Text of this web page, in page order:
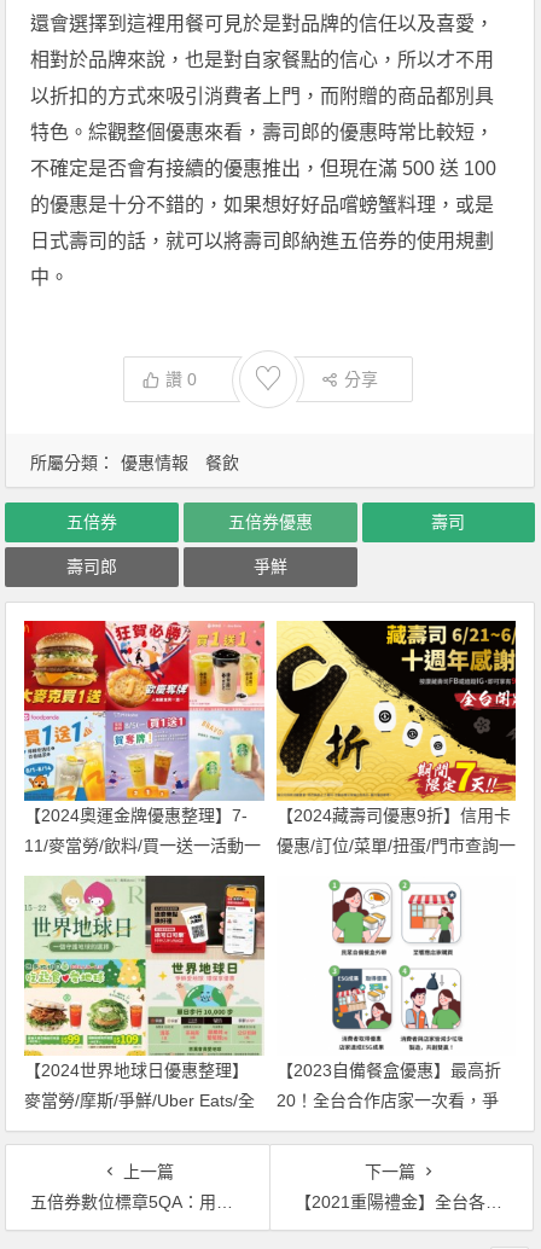
還會選擇到這裡用餐可見於是對品牌的信任以及喜愛，
相對於品牌來說，也是對自家餐點的信心，所以才不用
以折扣的方式來吸引消費者上門，而附贈的商品都別具
特色。綜觀整個優惠來看，壽司郎的優惠時常比較短，
不確定是否會有接續的優惠推出，但現在滿 500 送 100
的優惠是十分不錯的，如果想好好品嚐螃蟹料理，或是
日式壽司的話，就可以將壽司郎納進五倍券的使用規劃
中。
讚0 ♡ 分享
所屬分類： 優惠情報 餐飲
五倍券 五倍券優惠 壽司
壽司郎 爭鮮
【2024奧運金牌優惠整理】7-
11/麥當勞/飲料/買一送一活動一
次看！
【2024藏壽司優惠9折】信用卡
優惠/訂位/菜單/扭蛋/門市查詢一
【2024世界地球日優惠整理】
麥當勞/摩斯/爭鮮/Uber Eats/全
聯活動一次看！
【2023自備餐盒優惠】最高折
20！全台合作店家一次看，爭
鮮.三商巧福適用
上一篇
五倍券數位標章5QA：用途、身分認證、店家查詢及各支付工具如何使用一次看
下一篇
【2021重陽禮金】全台各縣市敬老發放時間/金額/對象/領取方式/申請資訊一次看！